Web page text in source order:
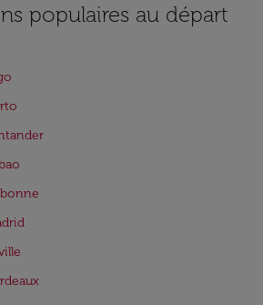
populaires au départ